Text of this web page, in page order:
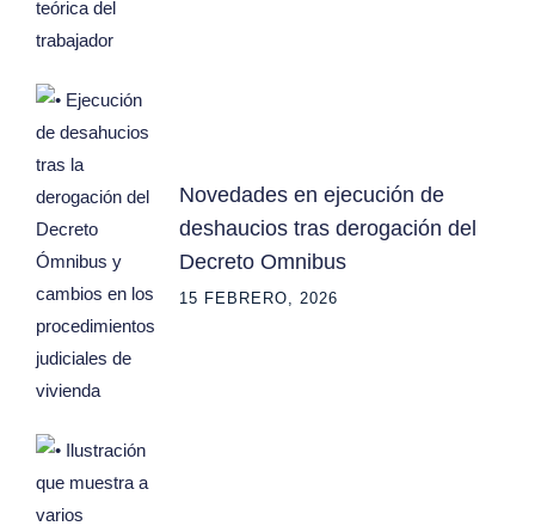
Novedades en ejecución de
deshaucios tras derogación del
Decreto Omnibus
15 FEBRERO, 2026